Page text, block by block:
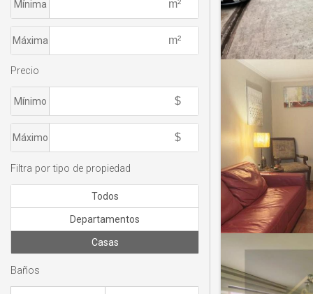
Mínima
Máxima
Precio
Mínimo
Máximo
Filtra por tipo de propiedad
Todos
Departamentos
Casas
Baños